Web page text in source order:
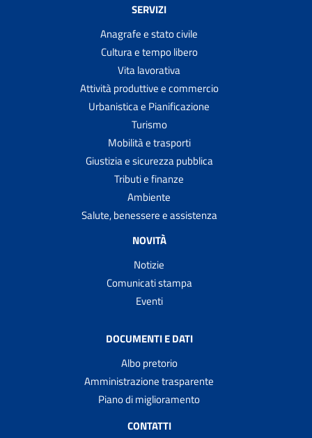
SERVIZI
Anagrafe e stato civile
Cultura e tempo libero
Vita lavorativa
Attività produttive e commercio
Urbanistica e Pianificazione
Turismo
Mobilità e trasporti
Giustizia e sicurezza pubblica
Tributi e finanze
Ambiente
Salute, benessere e assistenza
NOVITÀ
Notizie
Comunicati stampa
Eventi
DOCUMENTI E DATI
Albo pretorio
Amministrazione trasparente
Piano di miglioramento
CONTATTI